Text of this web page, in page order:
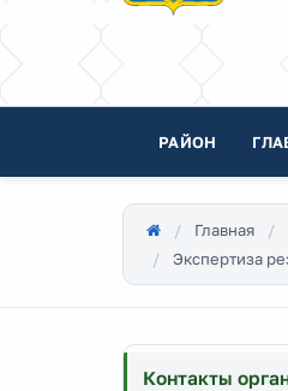
РАЙОН
Главная
Экспертиза
Контакты